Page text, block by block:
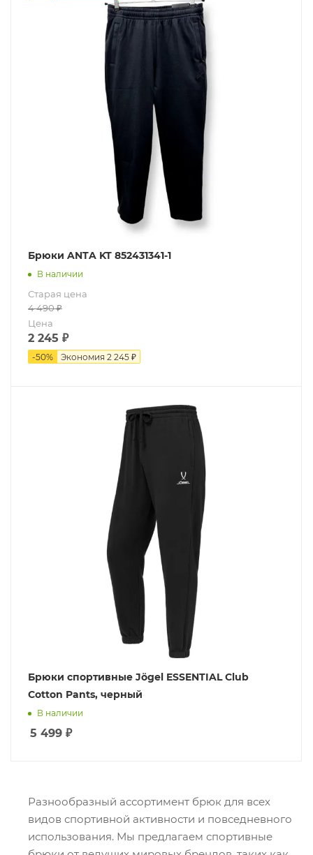
Брюки ANTA KT 852431341-1
В наличии
Старая цена
4 490₽
Цена
2 245 ₽
-50% Экономия 2 245 ₽
Брюки спортивные Jögel ESSENTIAL Club
Cotton Pants, черный
В наличии
5 499 ₽
Разнообразный ассортимент брюк для всех
видов спортивной активности и повседневного
использования. Мы предлагаем спортивные